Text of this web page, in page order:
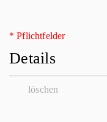
* Pflichtfelder
Details
löschen